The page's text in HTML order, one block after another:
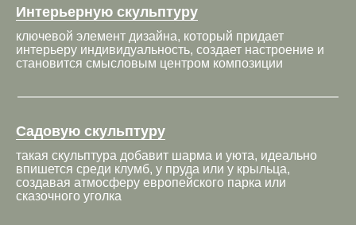
Интерьерную скульптуру
ключевой элемент дизайна, который придает
интерьеру индивидуальность, создает настроение и
становится смысловым центром композиции
Садовую скульптуру
такая скульптура добавит шарма и уюта, идеально
впишется среди клумб, у пруда или у крыльца,
создавая атмосферу европейского парка или
сказочного уголка